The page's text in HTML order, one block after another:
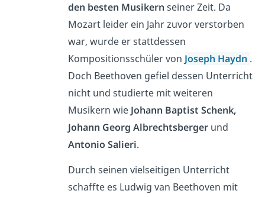
den besten Musikern seiner Zeit. Da
Mozart leider ein Jahr zuvor verstorben
war, wurde er stattdessen
Kompositionsschüler von Joseph Haydn .
Doch Beethoven gefiel dessen Unterricht
nicht und studierte mit weiteren
Musikern wie Johann Baptist Schenk,
Johann Georg Albrechtsberger und
Antonio Salieri.
Durch seinen vielseitigen Unterricht
schaffte es Ludwig van Beethoven mit